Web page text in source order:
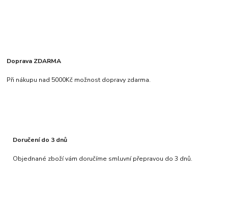
Doprava ZDARMA
Při nákupu nad 5000Kč možnost dopravy zdarma.
Doručení do 3 dnů
Objednané zboží vám doručíme smluvní přepravou do 3 dnů.